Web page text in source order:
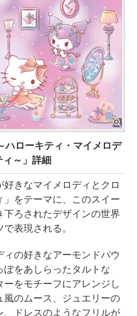
ハローキティ・マイメロデ
ィ～」詳細
きなマイメロディとクロ
」をテーマに、このスイー
ろされたデザインの世界
表現される。
の好きなアーモンドパウ
ぽをあしらったタルトな
をモチーフにアレンジし
風のムース、ジュエリーの
、ドレスのようなフリルが